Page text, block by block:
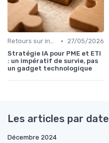
Retours sur investissement de l'IA •
27/05/2026
Stratégie IA pour PME et ETI
: un impératif de survie, pas
un gadget technologique
Les articles par date
Décembre 2024